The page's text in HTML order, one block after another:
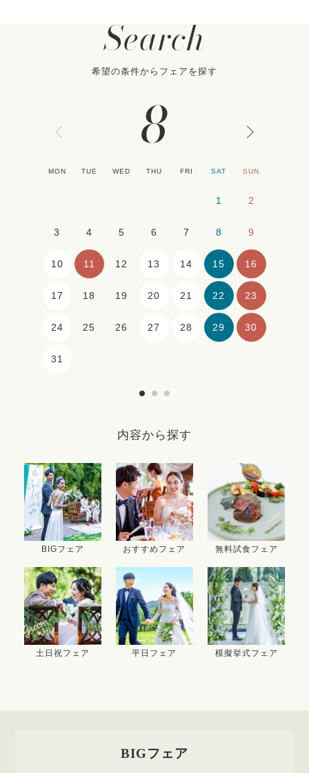
Search
希望の条件からフェアを探す
8
MON TUE WED THU FRI SAT SUN
1 2
3 4 5 6 7 8 9
10 11 12 13 14 15 16
17 18 19 20 21 22 23
24 25 26 27 28 29 30
31
内容から探す
BIGフェア おすすめフェア 無料試食フェア
土日祝フェア 平日フェア 模擬挙式フェア
BIGフェア